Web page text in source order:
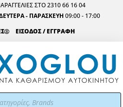
ΣΤΟ 2310 66 16 04
- ΠΑΡΑΣΚΕΥΗ 09:00 - 17:00
ΕΙΣΟΔΟΣ / ΕΓΓΡΑΦΗ